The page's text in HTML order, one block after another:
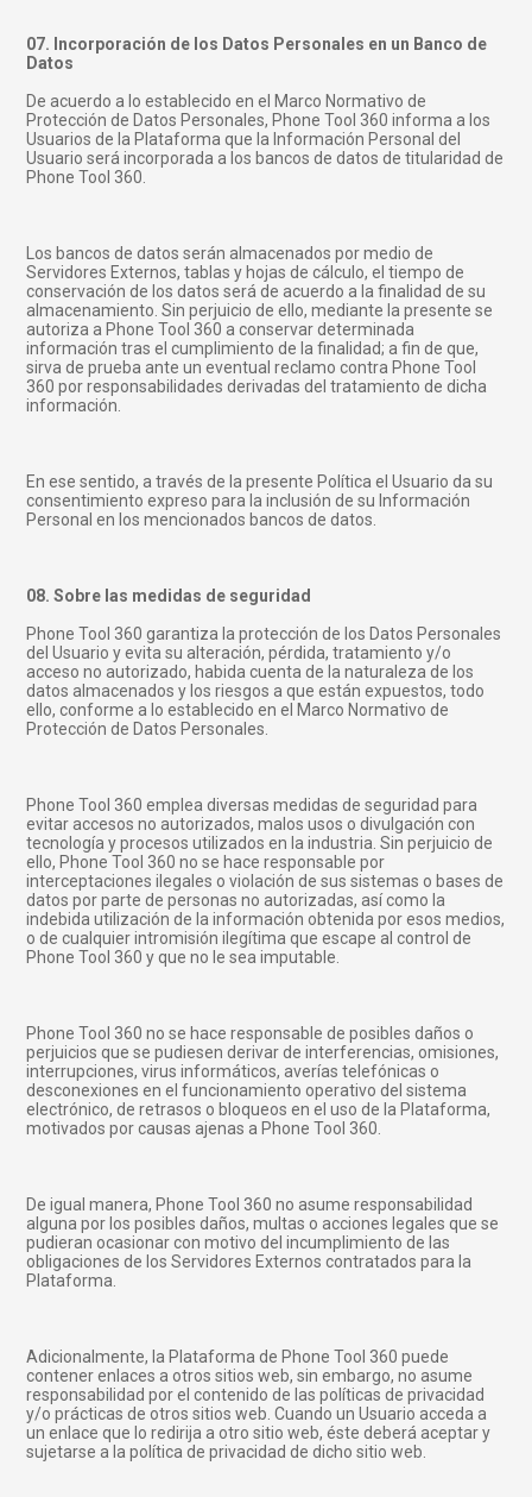
07. Incorporación de los Datos Personales en un Banco de
Datos
De acuerdo a lo establecido en el Marco Normativo de
Protección de Datos Personales, Phone Tool 360 informa a los
Usuarios de la Plataforma que la Información Personal del
Usuario será incorporada a los bancos de datos de titularidad de
Phone Tool 360.
Los bancos de datos serán almacenados por medio de
Servidores Externos, tablas y hojas de cálculo, el tiempo de
conservación de los datos será de acuerdo a la finalidad de su
almacenamiento. Sin perjuicio de ello, mediante la presente se
autoriza a Phone Tool 360 a conservar determinada
información tras el cumplimiento de la finalidad; a fin de que,
sirva de prueba ante un eventual reclamo contra Phone Tool
360 por responsabilidades derivadas del tratamiento de dicha
información.
En ese sentido, a través de la presente Política el Usuario da su
consentimiento expreso para la inclusión de su Información
Personal en los mencionados bancos de datos.
08. Sobre las medidas de seguridad
Phone Tool 360 garantiza la protección de los Datos Personales
del Usuario y evita su alteración, pérdida, tratamiento y/o
acceso no autorizado, habida cuenta de la naturaleza de los
datos almacenados y los riesgos a que están expuestos, todo
ello, conforme a lo establecido en el Marco Normativo de
Protección de Datos Personales.
Phone Tool 360 emplea diversas medidas de seguridad para
evitar accesos no autorizados, malos usos o divulgación con
tecnología y procesos utilizados en la industria. Sin perjuicio de
ello, Phone Tool 360 no se hace responsable por
interceptaciones ilegales o violación de sus sistemas o bases de
datos por parte de personas no autorizadas, así como la
indebida utilización de la información obtenida por esos medios,
o de cualquier intromisión ilegítima que escape al control de
Phone Tool 360 y que no le sea imputable.
Phone Tool 360 no se hace responsable de posibles daños o
perjuicios que se pudiesen derivar de interferencias, omisiones,
interrupciones, virus informáticos, averías telefónicas o
desconexiones en el funcionamiento operativo del sistema
electrónico, de retrasos o bloqueos en el uso de la Plataforma,
motivados por causas ajenas a Phone Tool 360.
De igual manera, Phone Tool 360 no asume responsabilidad
alguna por los posibles daños, multas o acciones legales que se
pudieran ocasionar con motivo del incumplimiento de las
obligaciones de los Servidores Externos contratados para la
Plataforma.
Adicionalmente, la Plataforma de Phone Tool 360 puede
contener enlaces a otros sitios web, sin embargo, no asume
responsabilidad por el contenido de las políticas de privacidad
y/o prácticas de otros sitios web. Cuando un Usuario acceda a
un enlace que lo redirija a otro sitio web, éste deberá aceptar y
sujetarse a la política de privacidad de dicho sitio web.